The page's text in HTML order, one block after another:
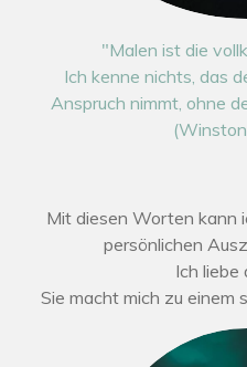
"Malen ist die
Ich kenne nichts, das
Anspruch nimmt, ohne
Mit diesen Worten kann
persönlichen
Ich liebe
Sie macht mich zu einem